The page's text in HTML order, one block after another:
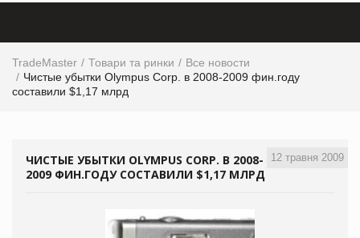
TradeMaster Товари та ринки
Все новости
Чистые убытки Olympus Corp. в 2008-2009 фин.году
составили $1,17 млрд
12 травня 2009
ЧИСТЫЕ УБЫТКИ OLYMPUS CORP. В 2008-
2009 ФИН.ГОДУ СОСТАВИЛИ $1,17 МЛРД